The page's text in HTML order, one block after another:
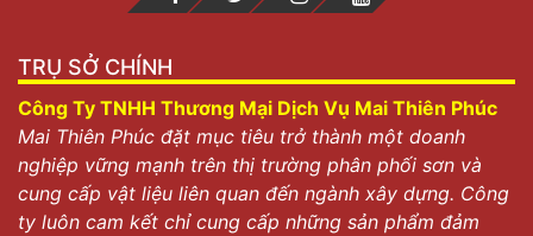
TRỤ SỞ CHÍNH
Công Ty TNHH Thương Mại Dịch Vụ Mai Thiên Phúc
Mai Thiên Phúc đặt mục tiêu trở thành một doanh
nghiệp vững mạnh trên thị trường phân phối sơn và
cung cấp vật liệu liên quan đến ngành xây dựng. Công
ty luôn cam kết chỉ cung cấp những sản phẩm đảm